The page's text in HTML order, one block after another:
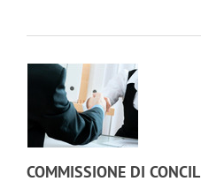
COMMISSIONE DI